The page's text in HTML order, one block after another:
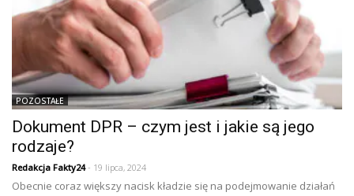
POZOSTAŁE
Dokument DPR – czym jest i jakie są jego
rodzaje?
Redakcja Fakty24- 19 lipca, 2024
Obecnie coraz większy nacisk kładzie się na podejmowanie działań